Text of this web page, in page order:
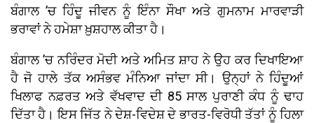
ਬੰਗਾਲ ’ਚ ਹਿੰਦੂ ਜੀਵਨ ਨੂੰ ਇੰਨਾ ਸੌਖਾ ਅਤੇ ਗੁਮਨਾਮ ਮਾਰਵਾੜੀ
ਭਰਾਵਾਂ ਨੇ ਹਮੇਸ਼ਾ ਖ਼ੁਸ਼ਹਾਲ ਕੀਤਾ ਹੈ।
ਬੰਗਾਲ ’ਚ ਨਰਿੰਦਰ ਮੋਦੀ ਅਤੇ ਅਮਿਤ ਸ਼ਾਹ ਨੇ ਉਹ ਕਰ ਦਿਖਾਇਆ
ਹੈ ਜੋ ਹਾਲੇ ਤੱਕ ਅਸੰਭਵ ਮੰਨਿਆ ਜਾਂਦਾ ਸੀ। ਉਨ੍ਹਾਂ ਨੇ ਹਿੰਦੂਆਂ
ਖਿਲਾਫ ਨਫ਼ਰਤ ਅਤੇ ਵੱਖਵਾਦ ਦੀ 85 ਸਾਲ ਪੁਰਾਣੀ ਕੰਧ ਨੂੰ ਢਾਹ
ਦਿੱਤਾ ਹੈ। ਇਸ ਜਿੱਤ ਨੇ ਦੇਸ਼-ਵਿਦੇਸ਼ ਦੇ ਭਾਰਤ-ਵਿਰੋਧੀ ਤੱਤਾਂ ਨੂੰ ਹਿਲਾ